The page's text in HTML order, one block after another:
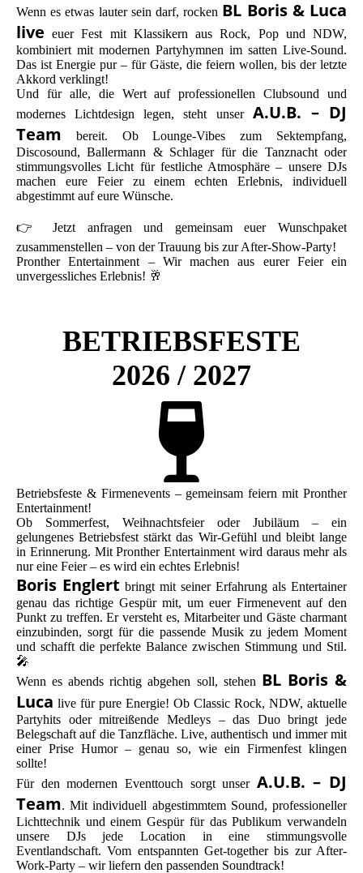
Wenn es etwas lauter sein darf, rocken BL Boris & Luca
live euer Fest mit Klassikern aus Rock, Pop und NDW,
kombiniert mit modernen Partyhymnen im satten Live-Sound.
Das ist Energie pur – für Gäste, die feiern wollen, bis der letzte
Akkord verklingt!
Und für alle, die Wert auf professionellen Clubsound und
modernes Lichtdesign legen, steht unser A.U.B. – DJ
Team bereit. Ob Lounge-Vibes zum Sektempfang,
Discosound, Ballermann & Schlager für die Tanznacht oder
stimmungsvolles Licht für festliche Atmosphäre – unsere DJs
machen eure Feier zu einem echten Erlebnis, individuell
abgestimmt auf eure Wünsche.
👉 Jetzt anfragen und gemeinsam euer Wunschpaket
zusammenstellen – von der Trauung bis zur After-Show-Party!
Pronther Entertainment – Wir machen aus eurer Feier ein
unvergessliches Erlebnis! 🥂
BETRIEBSFESTE
2026 / 2027
Betriebsfeste & Firmenevents – gemeinsam feiern mit Pronther
Entertainment!
Ob Sommerfest, Weihnachtsfeier oder Jubiläum – ein
gelungenes Betriebsfest stärkt das Wir-Gefühl und bleibt lange
in Erinnerung. Mit Pronther Entertainment wird daraus mehr als
nur eine Feier – es wird ein echtes Erlebnis!
Boris Englert bringt mit seiner Erfahrung als Entertainer
genau das richtige Gespür mit, um euer Firmenevent auf den
Punkt zu treffen. Er versteht es, Mitarbeiter und Gäste charmant
einzubinden, sorgt für die passende Musik zu jedem Moment
und schafft die perfekte Balance zwischen Stimmung und Stil.
🎤
Wenn es abends richtig abgehen soll, stehen BL Boris &
Luca live für pure Energie! Ob Classic Rock, NDW, aktuelle
Partyhits oder mitreißende Medleys – das Duo bringt jede
Belegschaft auf die Tanzfläche. Live, authentisch und immer mit
einer Prise Humor – genau so, wie ein Firmenfest klingen
sollte!
Für den modernen Eventtouch sorgt unser A.U.B. – DJ
Team. Mit individuell abgestimmtem Sound, professioneller
Lichttechnik und einem Gespür für das Publikum verwandeln
unsere DJs jede Location in eine stimmungsvolle
Eventlandschaft. Vom entspannten Get-together bis zur After-
Work-Party – wir liefern den passenden Soundtrack!